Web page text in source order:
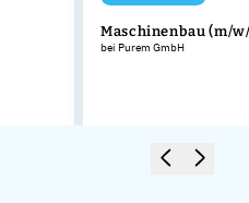
Maschinenbau (m/
bei Purem GmbH